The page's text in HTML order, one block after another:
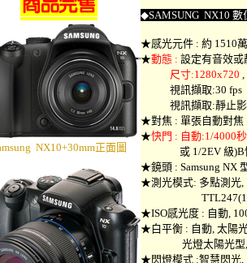
NX10+30mm正面圖
◆SAMSUNG NX10 數
★感光元件 : 約 1510
★動態 : 設定有音效或
尺寸:1280x720 ,
視訊擷取:30 fps
視訊擷取:靜止影
★對焦 : 單張自動對焦
★快門 : 自動:1/4000
或 1/2EV 級)B快
★鏡頭: Samsung NX
★測光模式: 多點測光,
★ISO感光度 : 自動,
★白平衡 : 自動, 太陽
光燈太陽光型, 燈
★閃燈模式 :智慧閃光,